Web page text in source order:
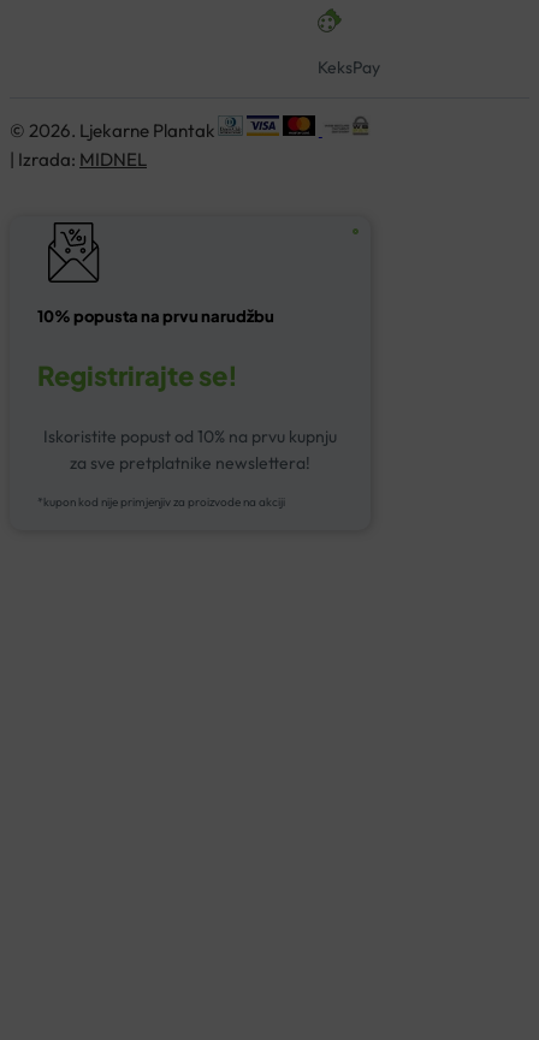
KeksPay
© 2026. Ljekarne Plantak
| Izrada: MIDNEL
10% popusta na prvu narudžbu
Registrirajte se!
Iskoristite popust od 10% na prvu kupnju
za sve pretplatnike newslettera!
*kupon kod nije primjenjiv za proizvode na akciji